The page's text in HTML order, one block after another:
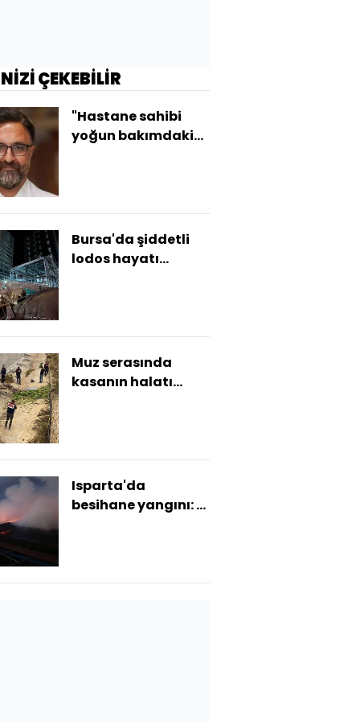
ÇEKEBİLİR
"Hastane sahibi
yoğun bakımdaki
Bursa'da şiddetli
lodos hayatı
Muz serasında
kasanın halatı
Isparta'da
besihane yangını: 12